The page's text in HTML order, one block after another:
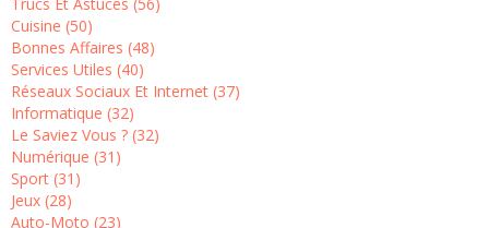
Cuisine (50)
Bonnes Affaires (48)
Services Utiles (40)
Réseaux Sociaux Et Internet (37)
Informatique (32)
Le Saviez Vous ? (32)
Numérique (31)
Sport (31)
Jeux (28)
Auto-Moto (23)